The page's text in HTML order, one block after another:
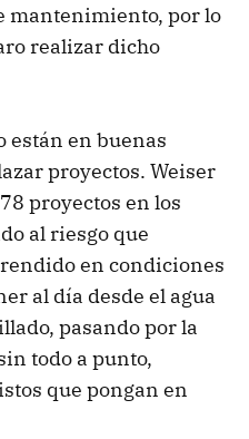
mantenimiento, por lo
realizar dicho
están en buenas
proyectos. Weiser
proyectos en los
al riesgo que
en condiciones
al día desde el agua
pasando por la
todo a punto,
que pongan en